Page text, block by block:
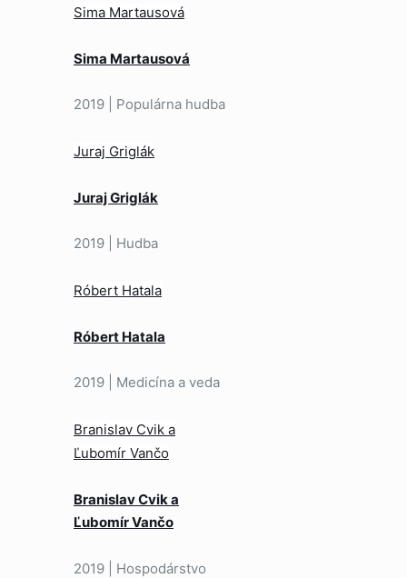
Sima Martausová
Sima Martausová
2019 | Populárna hudba
Juraj Griglák
Juraj Griglák
2019 | Hudba
Róbert Hatala
Róbert Hatala
2019 | Medicína a veda
Branislav Cvik a
Ľubomír Vančo
Branislav Cvik a
Ľubomír Vančo
2019 | Hospodárstvo